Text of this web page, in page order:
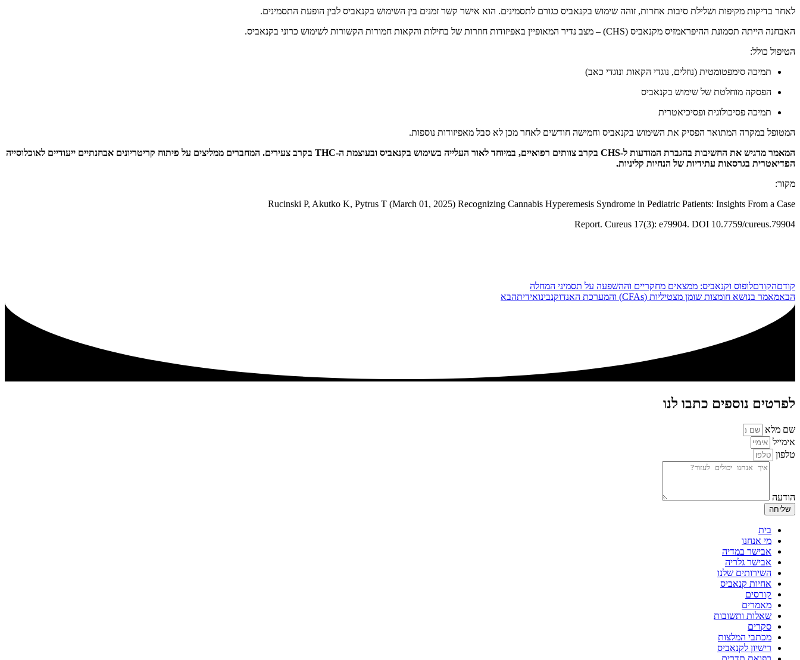
לאחר בדיקות מקיפות ושלילת סיבות אחרות, זוהה שימוש בקנאביס כגורם לתסמינים. הוא אישר קשר זמנים בין השימוש בקנאביס לבין הופעת התסמינים.
האבחנה הייתה תסמונת ההיפראמזיס מקנאביס (CHS) – מצב נדיר המאופיין באפיזודות חוזרות של בחילות והקאות חמורות הקשורות לשימוש כרוני בקנאביס.
הטיפול כולל:
תמיכה סימפטומטית (נוזלים, נוגדי הקאות ונוגדי כאב)
הפסקה מוחלטת של שימוש בקנאביס
תמיכה פסיכולוגית ופסיכיאטרית
המטופל במקרה המתואר הפסיק את השימוש בקנאביס וחמישה חודשים לאחר מכן לא סבל מאפיזודות נוספות.
המאמר מדגיש את החשיבות בהגברת המודעות ל-CHS בקרב צוותים רפואיים, במיוחד לאור העלייה בשימוש בקנאביס ובעוצמת ה-THC בקרב צעירים. המחברים ממליצים על פיתוח קריטריונים אבחנתיים ייעודיים לאוכלוסייה
הפדיאטרית בגרסאות עתידיות של הנחיות קליניות.
מקור:
Rucinski P, Akutko K, Pytrus T (March 01, 2025) Recognizing Cannabis Hyperemesis Syndrome in Pediatric Patients: Insights From a Case
Report. Cureus 17(3): e79904. DOI 10.7759/cureus.79904
קודםהקודםלופוס וקנאביס: ממצאים מחקריים וההשפעה על תסמיני המחלה
הבאמאמר בנושא חומצות שומן מצטיליות (CFAs) והמערכת האנדוקנבינואידית הבא
לפרטים נוספים כתבו לנו
שם מלא
אימייל
טלפון
הודעה
שליחה
בית
מי אנחנו
אבישר במדיה
אבישר גלריה
השירותים שלנו
אחיות קנאביס
קורסים
מאמרים
שאלות ותשובות
סקרים
מכתבי המלצות
רישיון לקנאביס